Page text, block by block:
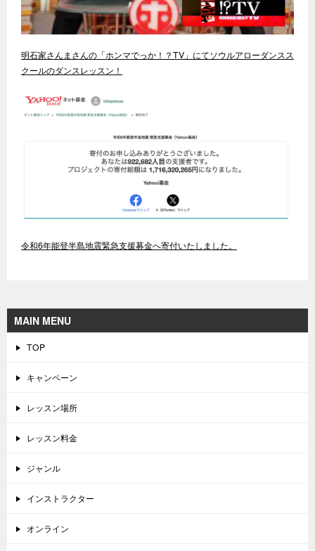
明石家さんまさんの「ホンマでっか！？TV」にてソウルアローダンスス
クールのダンスレッスン！
令和6年能登半島地震緊急支援募金へ寄付いたしました。
MAIN MENU
TOP
キャンペーン
レッスン場所
レッスン料金
ジャンル
インストラクター
オンライン